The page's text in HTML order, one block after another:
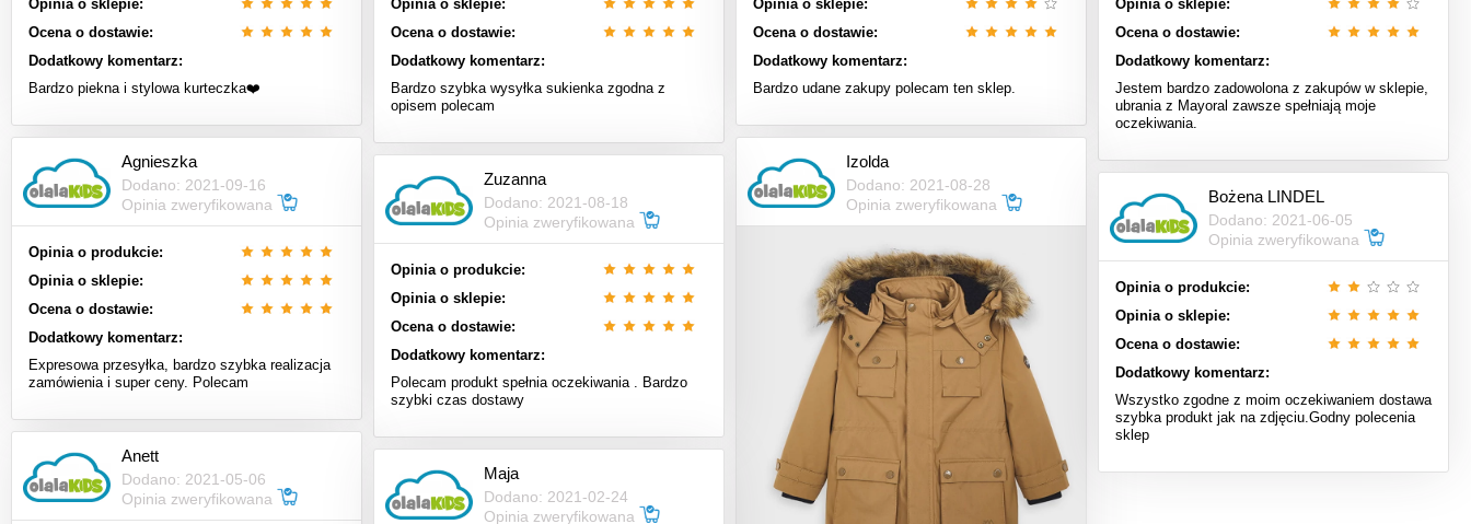
Opinia o sklepie:
Ocena o dostawie:
Dodatkowy komentarz:
Bardzo piekna i stylowa kurteczka❤️
Opinia o sklepie:
Ocena o dostawie:
Dodatkowy komentarz:
Bardzo szybka wysyłka sukienka zgodna z
opisem polecam
Opinia o sklepie:
Ocena o dostawie:
Dodatkowy komentarz:
Bardzo udane zakupy polecam ten sklep.
Opinia o sklepie:
Ocena o dostawie:
Dodatkowy komentarz:
Jestem bardzo zadowolona z zakupów w sklepie,
ubrania z Mayoral zawsze spełniają moje
oczekiwania.
Agnieszka
Dodano: 2021-09-16
Opinia zweryfikowana
Opinia o produkcie:
Opinia o sklepie:
Ocena o dostawie:
Dodatkowy komentarz:
Expresowa przesyłka, bardzo szybka realizacja
zamówienia i super ceny. Polecam
Izolda
Dodano: 2021-08-28
Opinia zweryfikowana
Zuzanna
Dodano: 2021-08-18
Opinia zweryfikowana
Opinia o produkcie:
Opinia o sklepie:
Ocena o dostawie:
Dodatkowy komentarz:
Polecam produkt spełnia oczekiwania . Bardzo
szybki czas dostawy
Bożena LINDEL
Dodano: 2021-06-05
Opinia zweryfikowana
Opinia o produkcie:
Opinia o sklepie:
Ocena o dostawie:
Dodatkowy komentarz:
Wszystko zgodne z moim oczekiwaniem dostawa
szybka produkt jak na zdjęciu.Godny polecenia
sklep
Anett
Dodano: 2021-05-06
Opinia zweryfikowana
Maja
Dodano: 2021-02-24
Opinia zweryfikowana